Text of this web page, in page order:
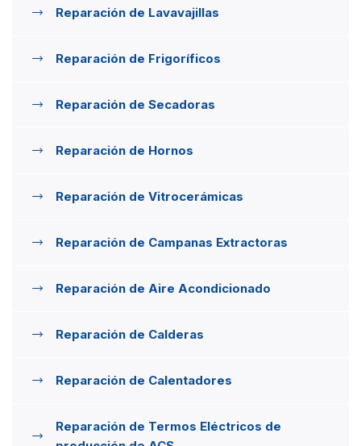
Reparación de Lavavajillas
Reparación de Frigoríficos
Reparación de Secadoras
Reparación de Hornos
Reparación de Vitrocerámicas
Reparación de Campanas Extractoras
Reparación de Aire Acondicionado
Reparación de Calderas
Reparación de Calentadores
Reparación de Termos Eléctricos de